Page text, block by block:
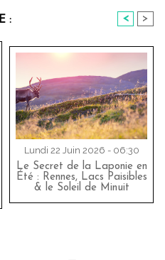
: < >
Lundi 22 Juin 2026 - 06:30
Le Secret de la Laponie en
Été : Rennes, Lacs Paisibles
& le Soleil de Minuit